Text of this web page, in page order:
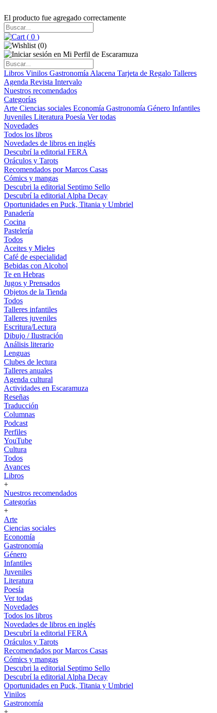
El producto fue agregado correctamente
( 0 )
(0)
Libros Vinilos Gastronomía Alacena Tarjeta de Regalo Talleres
Agenda Revista Intervalo
Nuestros recomendados
Categorías
Arte Ciencias sociales Economía Gastronomía Género Infantiles
Juveniles Literatura Poesía Ver todas
Novedades
Todos los libros
Novedades de libros en inglés
Descubrí la editorial FERA
Oráculos y Tarots
Recomendados por Marcos Casas
Cómics y mangas
Descubri la editorial Septimo Sello
Descubrí la editorial Alpha Decay
Oportunidades en Puck, Titania y Umbriel
Panadería
Cocina
Pastelería
Todos
Aceites y Mieles
Café de especialidad
Bebidas con Alcohol
Te en Hebras
Jugos y Prensados
Objetos de la Tienda
Todos
Talleres infantiles
Talleres juveniles
Escritura/Lectura
Dibujo / Ilustración
Análisis literario
Lenguas
Clubes de lectura
Talleres anuales
Agenda cultural
Actividades en Escaramuza
Reseñas
Traducción
Columnas
Podcast
Perfiles
YouTube
Cultura
Todos
Avances
Libros
+
Nuestros recomendados
Categorías
+
Arte
Ciencias sociales
Economía
Gastronomía
Género
Infantiles
Juveniles
Literatura
Poesía
Ver todas
Novedades
Todos los libros
Novedades de libros en inglés
Descubrí la editorial FERA
Oráculos y Tarots
Recomendados por Marcos Casas
Cómics y mangas
Descubri la editorial Septimo Sello
Descubrí la editorial Alpha Decay
Oportunidades en Puck, Titania y Umbriel
Vinilos
Gastronomía